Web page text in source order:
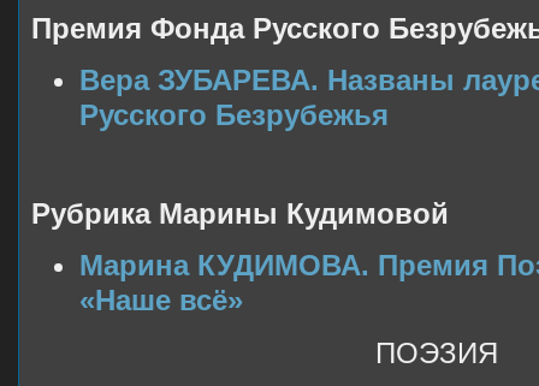
Премия Фонда Русского
Вера ЗУБАРЕВА. Названы
Русского Безрубежья
Рубрика Марины Кудимовой
Марина КУДИМОВА. Премия
«Наше всё»
ПОЭЗИЯ